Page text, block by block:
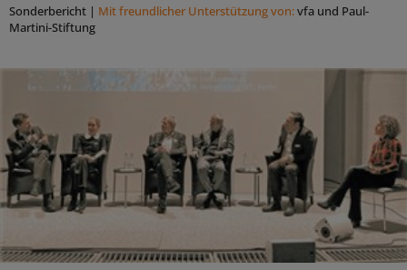
Sonderbericht | Mit freundlicher Unterstützung von:vfa und Paul-
Martini-Stiftung